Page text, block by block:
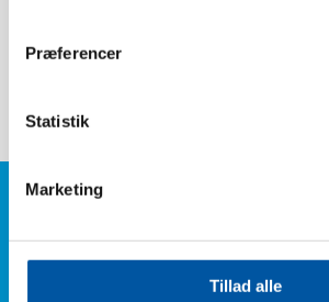
Præferencer
Statistik
Marketing
Tillad alle
Type de filetage:
Avez-vous des
Téléphone : +45